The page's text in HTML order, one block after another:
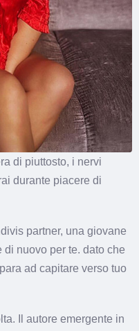
di piuttosto, i nervi
durante piacere di
partner, una giovane
nuovo per te. dato che
ad capitare verso tuo
Il autore emergente in